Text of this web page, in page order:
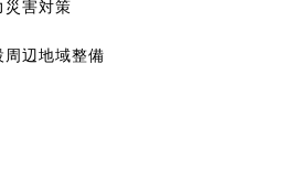
災害対策
辺地域整備